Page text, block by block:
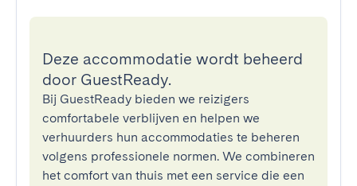
Deze accommodatie wordt beheerd
door GuestReady.
Bij GuestReady bieden we reizigers
comfortabele verblijven en helpen we
verhuurders hun accommodaties te beheren
volgens professionele normen. We combineren
het comfort van thuis met een service die een